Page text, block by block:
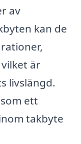
av
kan de
är
livslängd.
ett
takbyte